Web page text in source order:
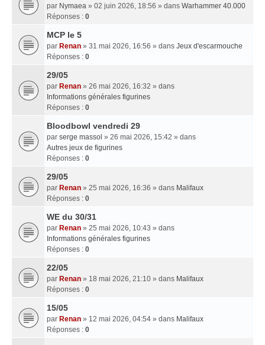
par Nymaea » 02 juin 2026, 18:56 » dans Warhammer 40.000
Réponses : 0
MCP le 5
par Renan » 31 mai 2026, 16:56 » dans Jeux d'escarmouche
Réponses : 0
29/05
par Renan » 26 mai 2026, 16:32 » dans
Informations générales figurines
Réponses : 0
Bloodbowl vendredi 29
par serge massol » 26 mai 2026, 15:42 » dans
Autres jeux de figurines
Réponses : 0
29/05
par Renan » 25 mai 2026, 16:36 » dans Malifaux
Réponses : 0
WE du 30/31
par Renan » 25 mai 2026, 10:43 » dans
Informations générales figurines
Réponses : 0
22/05
par Renan » 18 mai 2026, 21:10 » dans Malifaux
Réponses : 0
15/05
par Renan » 12 mai 2026, 04:54 » dans Malifaux
Réponses : 0